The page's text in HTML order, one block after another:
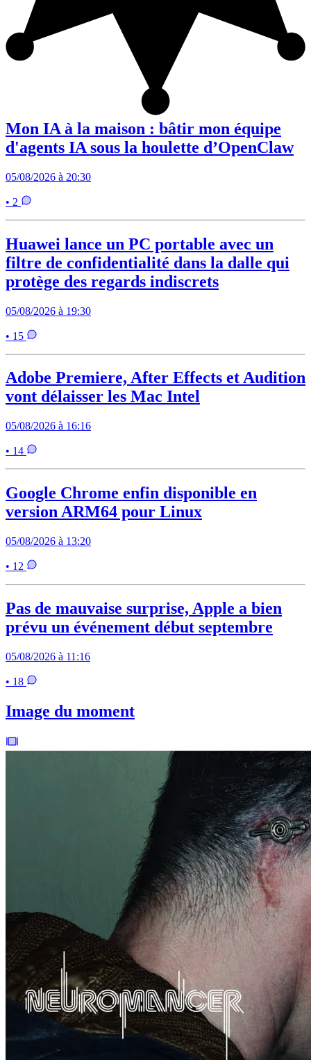
Mon IA à la maison : bâtir mon équipe
d'agents IA sous la houlette d’OpenClaw
05/08/2026 à 20:30
• 2
Huawei lance un PC portable avec un
filtre de confidentialité dans la dalle qui
protège des regards indiscrets
05/08/2026 à 19:30
• 15
Adobe Premiere, After Effects et Audition
vont délaisser les Mac Intel
05/08/2026 à 16:16
• 14
Google Chrome enfin disponible en
version ARM64 pour Linux
05/08/2026 à 13:20
• 12
Pas de mauvaise surprise, Apple a bien
prévu un événement début septembre
05/08/2026 à 11:16
• 18
Image du moment